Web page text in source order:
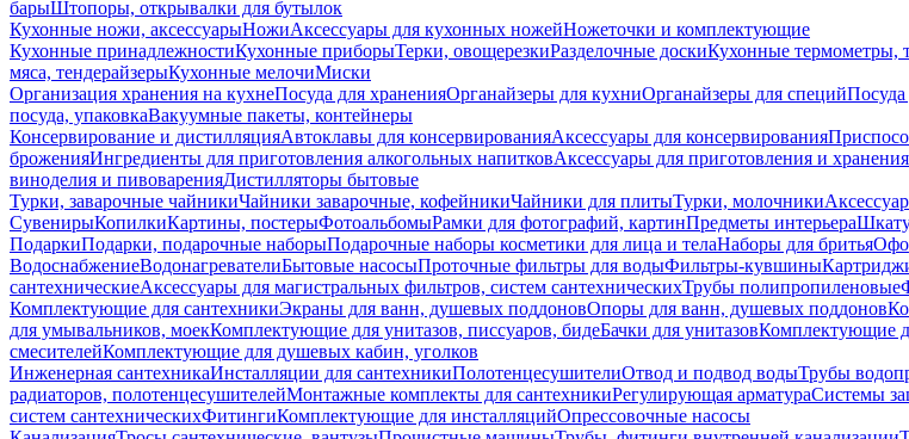
барыШтопоры, открывалки для бутылок
Кухонные ножи, аксессуарыНожиАксессуары для кухонных ножейНожеточки и комплектующие
Кухонные принадлежностиКухонные приборыТерки, овощерезкиРазделочные доскиКухонные термометры,
мяса, тендерайзерыКухонные мелочиМиски
Организация хранения на кухнеПосуда для храненияОрганайзеры для кухниОрганайзеры для специйПосуда
посуда, упаковкаВакуумные пакеты, контейнеры
Консервирование и дистилляцияАвтоклавы для консервированияАксессуары для консервирования
броженияИнгредиенты для приготовления алкогольных напитковАксессуары для приготовления и
виноделия и пивоваренияДистилляторы бытовые
Турки, заварочные чайникиЧайники заварочные, кофейникиЧайники для плитыТурки, молочники
СувенирыКопилкиКартины, постерыФотоальбомыРамки для фотографий, картинПредметы интерьера
ПодаркиПодарки, подарочные наборыПодарочные наборы косметики для лица и телаНаборы для бритья
ВодоснабжениеВодонагревателиБытовые насосыПроточные фильтры для водыФильтры-кувшины
сантехническиеАксессуары для магистральных фильтров, систем сантехническихТрубы полипропиленовые
Комплектующие для сантехникиЭкраны для ванн, душевых поддоновОпоры для ванн, душевых поддонов
для умывальников, моекКомплектующие для унитазов, писсуаров, бидеБачки для унитазовКомплектующие
смесителейКомплектующие для душевых кабин, уголков
Инженерная сантехникаИнсталляции для сантехникиПолотенцесушителиОтвод и подвод водыТрубы
радиаторов, полотенцесушителейМонтажные комплекты для сантехникиРегулирующая арматураСистемы
систем сантехническихФитингиКомплектующие для инсталляцийОпрессовочные насосы